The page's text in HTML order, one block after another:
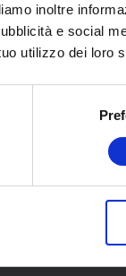
inoltre
e social
utilizzo dei loro